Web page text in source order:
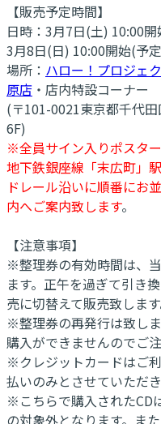
【販売予定時間】
日時：3月7日(土) 10:00
3月8日(日) 10:00開始(予
場所： ハロー！プロジェ
原店 ・店内特設コーナー
(〒101-0021東京都千代
6F)
※全員サイン入りポスタ
地下鉄銀座線「末広町」
ドレール沿いに順番にお
内へご案内致します。
【注意事項】
※整理券の有効時間は、
ます。正午を過ぎて引き
売に切替えて販売致します
※整理券の再発行は致し
購入ができませんのでご注
※クレジットカードはご
払いのみとさせていただき
※こちらで購入されたCD
の対象外となります。ま